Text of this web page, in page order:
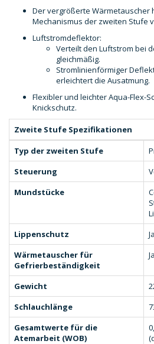
Der vergrößerte Wärmetauscher
Mechanismus der zweiten Stufe
Luftstromdeflektor:
Verteilt den Luftstrom bei
gleichmäßig.
Stromlinienförmiger
erleichtert die Ausatmung.
Flexibler und leichter Aqua-Flex-
Knickschutz.
Zweite Stufe Spezifikationen
Typ der zweiten Stufe
Steuerung
Mundstücke
Lippenschutz
Ja
Wärmetauscher für
Gefrierbeständigkeit
Ja
Gewicht
Schlauchlänge
Gesamtwerte für die
Atemarbeit (WOB)